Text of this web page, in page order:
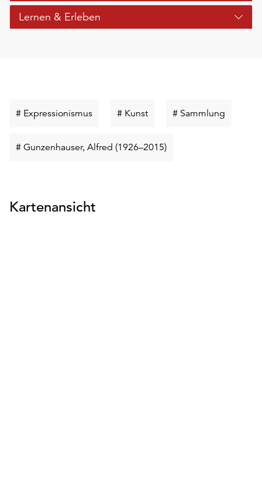
Lernen & Erleben
# ExpressionismusSchlüsselwort
# KunstSchlüsselwort
# Sammlung
# Gunzenhauser, Alfred (1926–2015)Schlüsselwort
Kartenansicht